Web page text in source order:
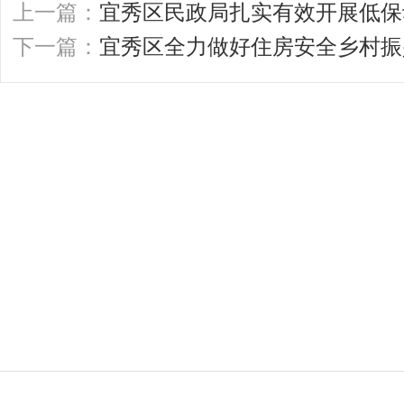
上一篇： 宜秀区民政局扎实有效开展低
下一篇： 宜秀区全力做好住房安全乡村